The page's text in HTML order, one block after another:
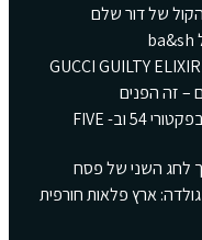
של דור שלם
REPRESENT לאביב-קיץ 2024 נוחתת בפקטורי 54 וב- FIVE
לחג השני של פסח
ארץ פלאות חורפית